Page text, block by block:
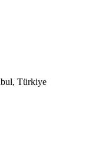
Türkiye